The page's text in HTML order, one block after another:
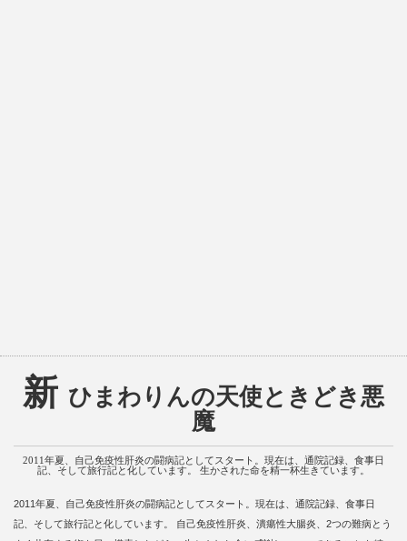
新 ひまわりんの天使ときどき悪
魔
2011年夏、自己免疫性肝炎の闘病記としてスタート。現在は、通院記録、食事日
記、そして旅行記と化しています。 生かされた命を精一杯生きています。
2011年夏、自己免疫性肝炎の闘病記としてスタート。現在は、通院記録、食事日
記、そして旅行記と化しています。 自己免疫性肝炎、潰瘍性大腸炎、2つの難病とう